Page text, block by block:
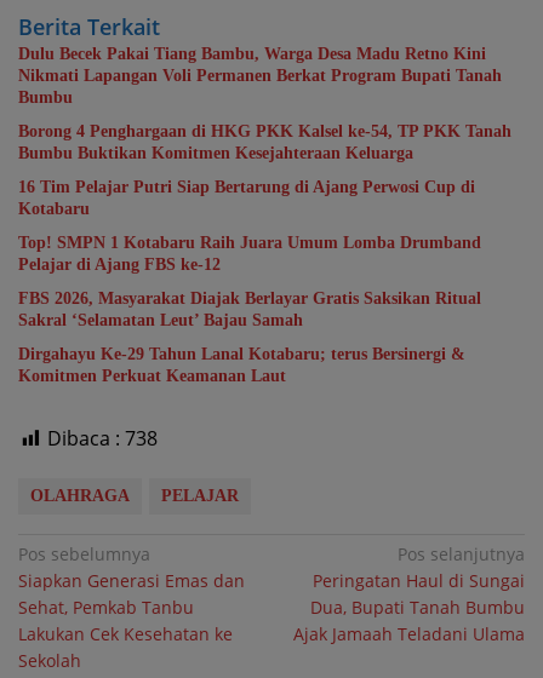
Berita Terkait
Dulu Becek Pakai Tiang Bambu, Warga Desa Madu Retno Kini
Nikmati Lapangan Voli Permanen Berkat Program Bupati Tanah
Bumbu
Borong 4 Penghargaan di HKG PKK Kalsel ke-54, TP PKK Tanah
Bumbu Buktikan Komitmen Kesejahteraan Keluarga
16 Tim Pelajar Putri Siap Bertarung di Ajang Perwosi Cup di
Kotabaru
Top! SMPN 1 Kotabaru Raih Juara Umum Lomba Drumband
Pelajar di Ajang FBS ke-12
FBS 2026, Masyarakat Diajak Berlayar Gratis Saksikan Ritual
Sakral ‘Selamatan Leut’ Bajau Samah
Dirgahayu Ke-29 Tahun Lanal Kotabaru; terus Bersinergi &
Komitmen Perkuat Keamanan Laut
Dibaca : 738
OLAHRAGA PELAJAR
Navigasi
pos
Pos sebelumnya
Siapkan Generasi Emas dan
Sehat, Pemkab Tanbu
Lakukan Cek Kesehatan ke
Sekolah
Pos selanjutnya
Peringatan Haul di Sungai
Dua, Bupati Tanah Bumbu
Ajak Jamaah Teladani Ulama